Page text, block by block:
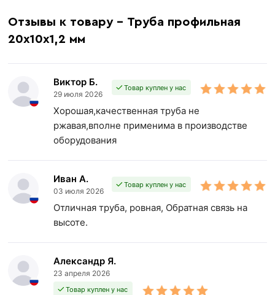
Отзывы к товару - Труба профильная
20х10х1,2 мм
Виктор Б.
29 июля 2026
Товар куплен у нас
Хорошая,качественная труба не
ржавая,вполне применима в производстве
оборудования
Иван А.
03 июля 2026
Товар куплен у нас
Отличная труба, ровная, Обратная связь на
высоте.
Александр Я.
23 апреля 2026
Товар куплен у нас